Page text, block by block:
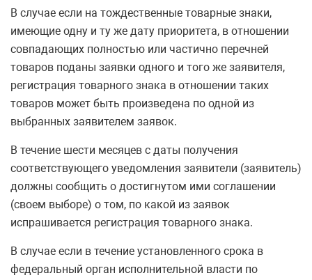
В случае если на тождественные товарные знаки,
имеющие одну и ту же дату приоритета, в отношении
совпадающих полностью или частично перечней
товаров поданы заявки одного и того же заявителя,
регистрация товарного знака в отношении таких
товаров может быть произведена по одной из
выбранных заявителем заявок.
В течение шести месяцев с даты получения
соответствующего уведомления заявители (заявитель)
должны сообщить о достигнутом ими соглашении
(своем выборе) о том, по какой из заявок
испрашивается регистрация товарного знака.
В случае если в течение установленного срока в
федеральный орган исполнительной власти по